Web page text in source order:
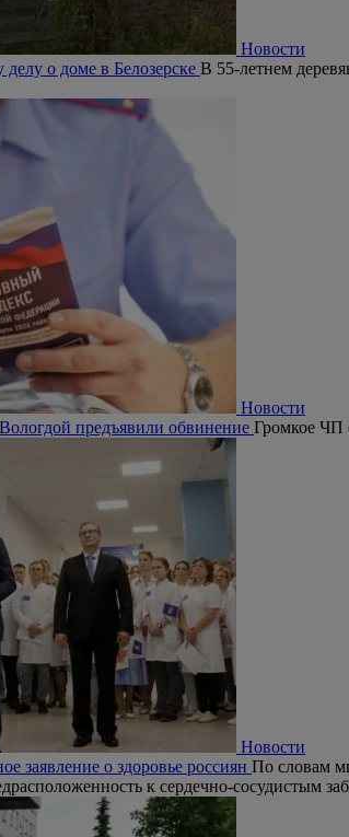
Новости
о доме в Белозерске В 55-летнем
Новости
предъявили обвинение Громкое ЧП
Новости
заявление о здоровье россиян По словам
к сердечно-сосудистым